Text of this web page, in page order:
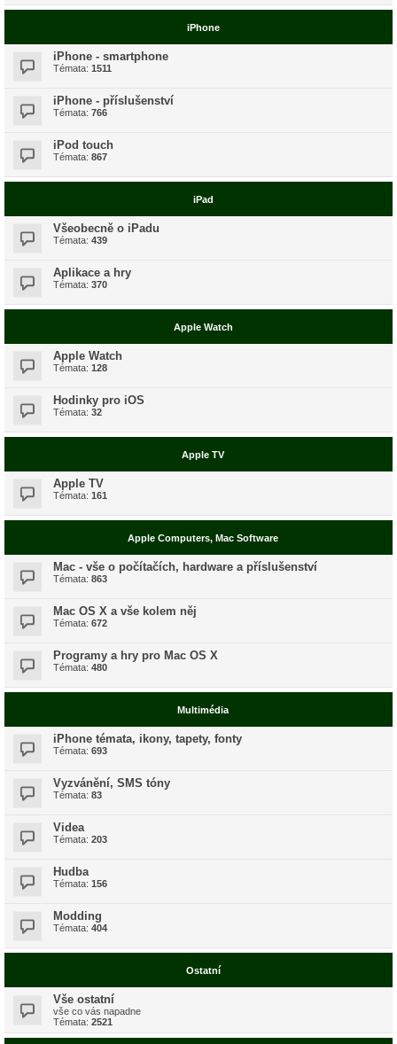
iPhone
iPhone - smartphone
Témata: 1511
iPhone - příslušenství
Témata: 766
iPod touch
Témata: 867
iPad
Všeobecně o iPadu
Témata: 439
Aplikace a hry
Témata: 370
Apple Watch
Apple Watch
Témata: 128
Hodinky pro iOS
Témata: 32
Apple TV
Apple TV
Témata: 161
Apple Computers, Mac Software
Mac - vše o počítačích, hardware a příslušenství
Témata: 863
Mac OS X a vše kolem něj
Témata: 672
Programy a hry pro Mac OS X
Témata: 480
Multimédia
iPhone témata, ikony, tapety, fonty
Témata: 693
Vyzvánění, SMS tóny
Témata: 83
Videa
Témata: 203
Hudba
Témata: 156
Modding
Témata: 404
Ostatní
Vše ostatní
vše co vás napadne
Témata: 2521